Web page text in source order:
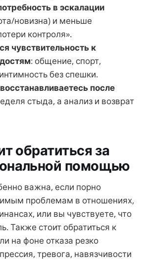
в эскалации
новизна) и меньше
контроля».
чувствительность к
: общение, спорт,
без спешки.
после
стыда, а анализ и возврат
обратиться за
помощью
важна, если порно
проблемам в отношениях,
или вы чувствуете, что
Также стоит обратиться к
на фоне отказа резко
тревога, навязчивости